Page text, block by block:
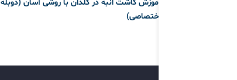
آموزش کاشت انبه در گلدان با روشی آسان (دوبله
اختصاصی)